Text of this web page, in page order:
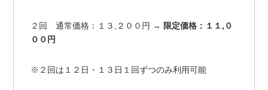
２回 通常価格：１３,２００円 → 限定価格：１１,０
００円
※２回は１２日・１３日１回ずつのみ利用可能